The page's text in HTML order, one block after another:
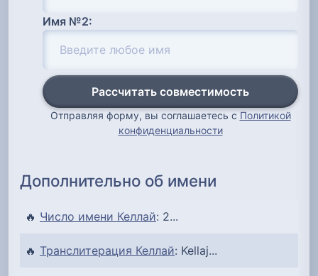
Имя №2:
Рассчитать совместимость
Отправляя форму, вы соглашаетесь с Политикой
конфиденциальности
Дополнительно об имени
🔥 Число имени Келлай: 2...
🔥 Транслитерация Келлай: Kellaj...